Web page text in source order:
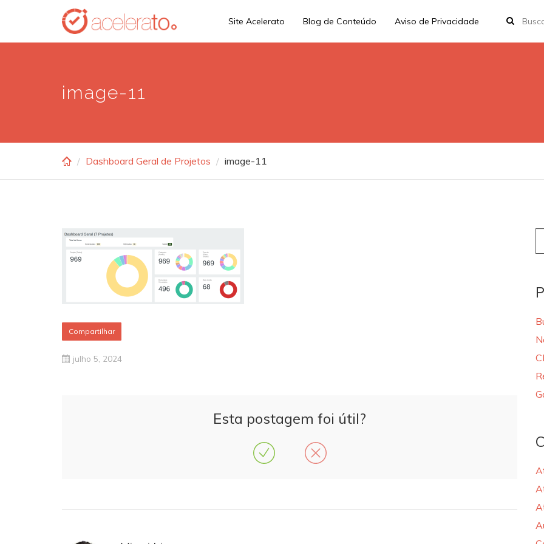
main
Site Acelerato Blog de Conteúdo Aviso de Privacidade
image-11
Dashboard Geral de Projetos image-11
Compartilhar
julho 5, 2024
Esta postagem foi útil?